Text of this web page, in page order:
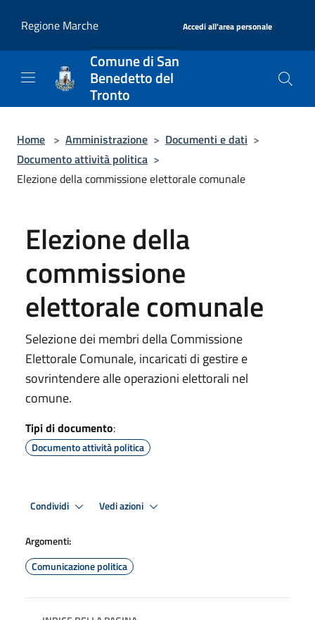
Regione Marche
Accedi all'area personale
Comune di San
Benedetto del
Tronto
Home > Amministrazione > Documenti e dati >
Documento attività politica >
Elezione della commissione elettorale comunale
Elezione della
commissione
elettorale comunale
Selezione dei membri della Commissione
Elettorale Comunale, incaricati di gestire e
sovrintendere alle operazioni elettorali nel
comune.
Tipi di documento:
Documento attività politica
Condividi Vedi azioni
Argomenti:
Comunicazione politica